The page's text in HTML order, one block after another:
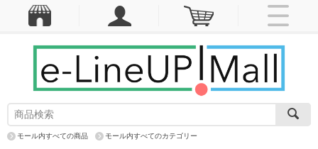
モール内すべての商品 モール内すべてのカテゴリー